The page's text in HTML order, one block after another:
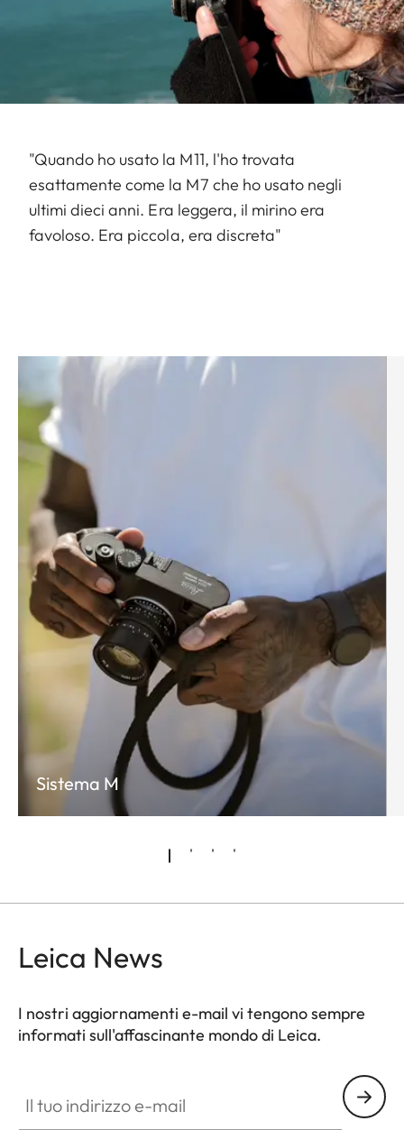
"Quando ho usato la M11, l'ho trovata
esattamente come la M7 che ho usato negli
ultimi dieci anni. Era leggera, il mirino era
favoloso. Era piccola, era discreta"
Sistema M
Leica News
I nostri aggiornamenti e-mail vi tengono sempre
informati sull'affascinante mondo di Leica.